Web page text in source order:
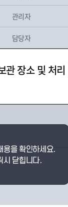
관리자
담당자
관 장소 및 처리